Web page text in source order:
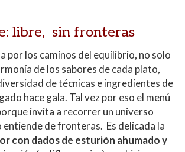
libre, sin fronteras
por los caminos del equilibrio, no solo
de los sabores de cada plato,
de técnicas e ingredientes de
hace gala. Tal vez por eso el menú
invita a recorrer un universo
entiende de fronteras. Es delicada la
con dados de esturión ahumado y